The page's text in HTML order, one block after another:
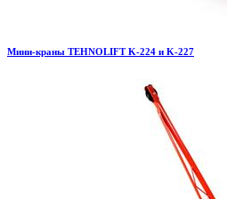
Мини-краны TEHNOLIFT K-224 и K-227